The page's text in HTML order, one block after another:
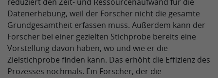
Datenerhebung, weil der Forscher nicht die gesamte
Grundgesamtheit erfassen muss. Außerdem kann der
Forscher bei einer gezielten Stichprobe bereits eine
Vorstellung davon haben, wo und wie er die
Zielstichprobe finden kann. Das erhöht die Effizienz des
Prozesses nochmals. Ein Forscher, der die